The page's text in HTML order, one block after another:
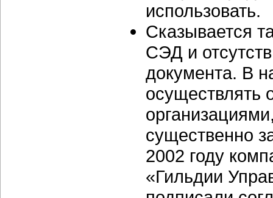
использовать.
Сказывается
СЭД и
документа. В
осуществлять
существенно
2002 году
«Гильдии